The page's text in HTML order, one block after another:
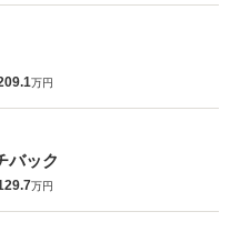
万円
バック
万円